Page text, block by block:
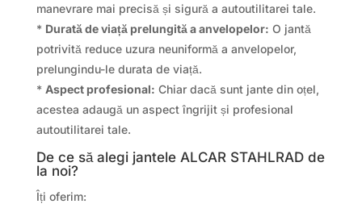
manevrare mai precisă și sigură a autoutilitarei tale.
* Durată de viață prelungită a anvelopelor: O jantă
potrivită reduce uzura neuniformă a anvelopelor,
prelungindu-le durata de viață.
* Aspect profesional: Chiar dacă sunt jante din oțel,
acestea adaugă un aspect îngrijit și profesional
autoutilitarei tale.
De ce să alegi jantele ALCAR STAHLRAD de
la noi?
Îți oferim: